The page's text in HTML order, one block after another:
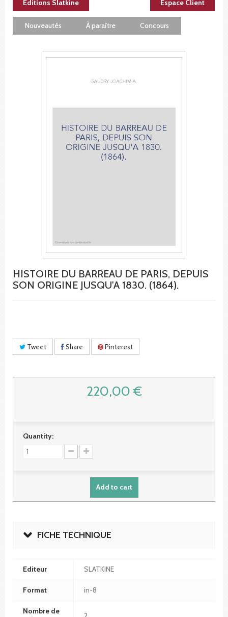
Éditions Slatkine Espace Client
Nouveautés À paraître Concours
HISTOIRE DU BARREAU DE PARIS, DEPUIS
SON ORIGINE JUSQU'A 1830. (1864).
Tweet Share Pinterest
220,00 €
Quantity:
Add to cart
FICHE TECHNIQUE
Editeur SLATKINE
Format in-8
Nombre de